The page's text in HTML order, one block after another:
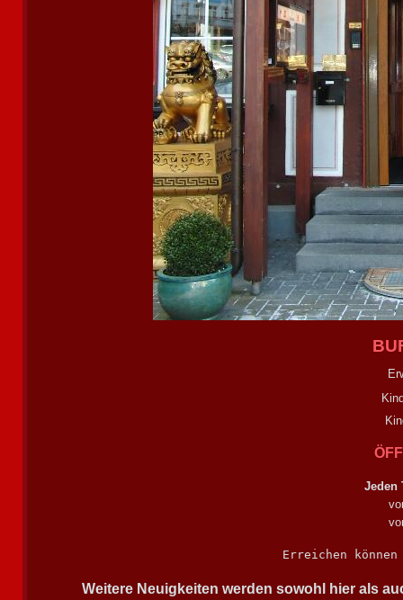
Jeden
Erreichen
Weitere Neuigkeiten werden sowohl hier als